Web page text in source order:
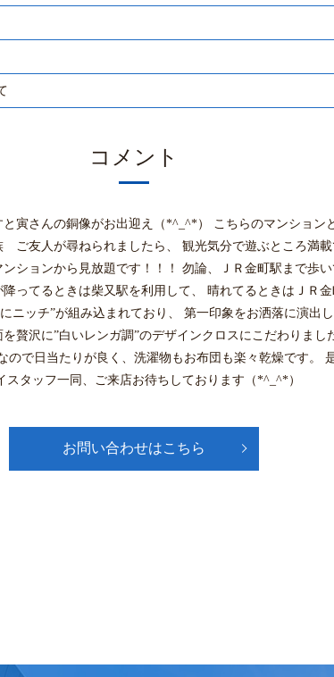
コメント
寅さんの銅像がお出迎え（*^_^*） こちらのマンション
ご友人が尋ねられましたら、 観光気分で遊ぶところ満
ションから見放題です！！！ 勿論、ＪＲ金町駅まで歩
ってるときは柴又駅を利用して、 晴れてるときはＪＲ
ニッチ”が組み込まれており、 第一印象をお洒落に演
贅沢に”白いレンガ調”のデザインクロスにこだわりま
で日当たりが良く、洗濯物もお布団も楽々乾燥です。
タッフ一同、ご来店お待ちしております（*^_^*）
お問い合わせはこちら